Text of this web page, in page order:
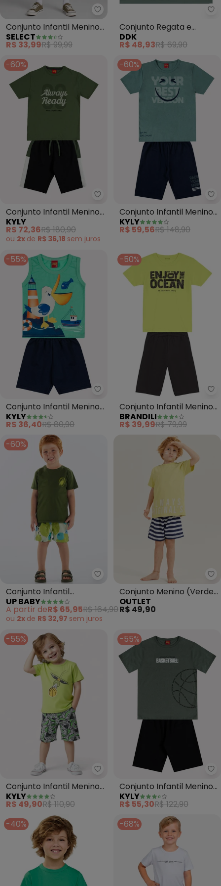
Select - Conjunto Infantil
Conjunto Infantil Menino
Brilha no Escuro (Verde)
SELECT
R$ 33,99R$ 99,99
Conjunto Regata e
Bermuda (Verde)
DDK
R$ 48,93R$ 69,90
-60%
Kyly - Conjunto Infantil Menino
Conjunto Infantil Menino
Bordado (Verde)
KYLY
R$ 72,36R$ 180,90
ou 2x de R$ 36,18 sem juros
-60%
Conjunto Infantil Menino
Lettering (Verde)
KYLY
R$ 59,56R$ 148,90
-55%
Kyly - Conjunto Infantil Menino
Conjunto Infantil Menino
Estampa (Verde)
KYLY
R$ 36,40R$ 80,90
-50%
Conjunto Infantil Menino
em Puff (Verde)
BRANDILI
R$ 39,99R$ 79,99
-60%
Up Baby - Conjunto Infantil
Conjunto Infantil
Camiseta e Short
(Verde)
UP BABY
A partir deR$ 65,95R$ 164,90
ou 2x de R$ 32,97 sem juros
Conjunto Menino (Verde
Lima/Marinho)
OUTLET
R$ 49,90
-55%
Kyly - Conjunto Infantil Menino
Conjunto Infantil Menino
Basquete (Verde)
KYLY
R$ 49,90R$ 110,90
-55%
Conjunto Infantil Menino
em Algodão (Verde)
KYLY
R$ 55,30R$ 122,90
-40%
-68%